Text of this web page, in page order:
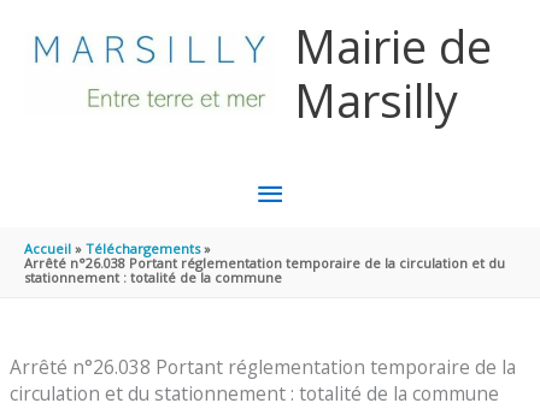
Mairie de
Marsilly
MENU
PRINCIPAL
Accueil
Téléchargements
Arrêté n°26.038 Portant réglementation temporaire de la circulation et du
stationnement : totalité de la commune
Arrêté n°26.038 Portant réglementation temporaire de la
circulation et du stationnement : totalité de la commune